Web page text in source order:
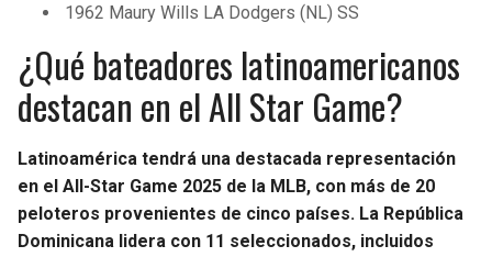
1962 Maury Wills LA Dodgers (NL) SS
¿Qué bateadores latinoamericanos
destacan en el All Star Game?
Latinoamérica tendrá una destacada representación
en el All-Star Game 2025 de la MLB, con más de 20
peloteros provenientes de cinco países. La República
Dominicana lidera con 11 seleccionados, incluidos